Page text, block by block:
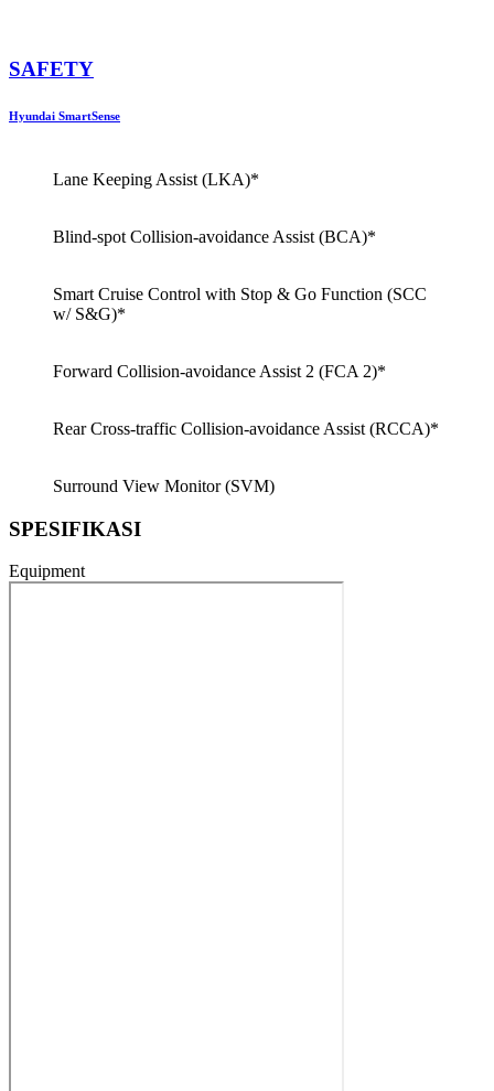
SAFETY
Hyundai SmartSense
Lane Keeping Assist (LKA)*
Blind-spot Collision-avoidance Assist (BCA)*
Smart Cruise Control with Stop & Go Function (SCC
w/ S&G)*
Forward Collision-avoidance Assist 2 (FCA 2)*
Rear Cross-traffic Collision-avoidance Assist (RCCA)*
Surround View Monitor (SVM)
SPESIFIKASI
Equipment